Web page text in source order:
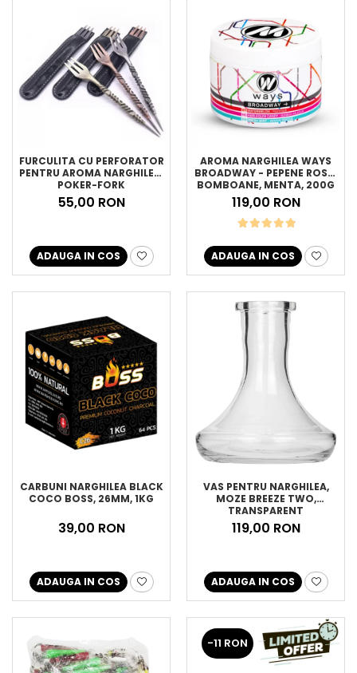
FURCULITA CU PERFORATOR
PENTRU AROMA NARGHILEA,
POKER-FORK
55,00 RON
ADAUGA IN COS
AROMA NARGHILEA WAYS
BROADWAY - PEPENE ROSU,
BOMBOANE, MENTA, 200G
119,00 RON
ADAUGA IN COS
CARBUNI NARGHILEA BLACK
COCO BOSS, 26MM, 1KG
39,00 RON
ADAUGA IN COS
VAS PENTRU NARGHILEA,
MOZE BREEZE TWO,
TRANSPARENT
119,00 RON
ADAUGA IN COS
-11 RON